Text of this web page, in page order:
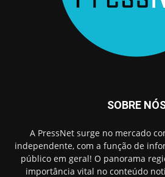
SOBRE
A PressNet surge no mercado
independente, com a função de
público em geral! O panorama
importância vital no conteúdo